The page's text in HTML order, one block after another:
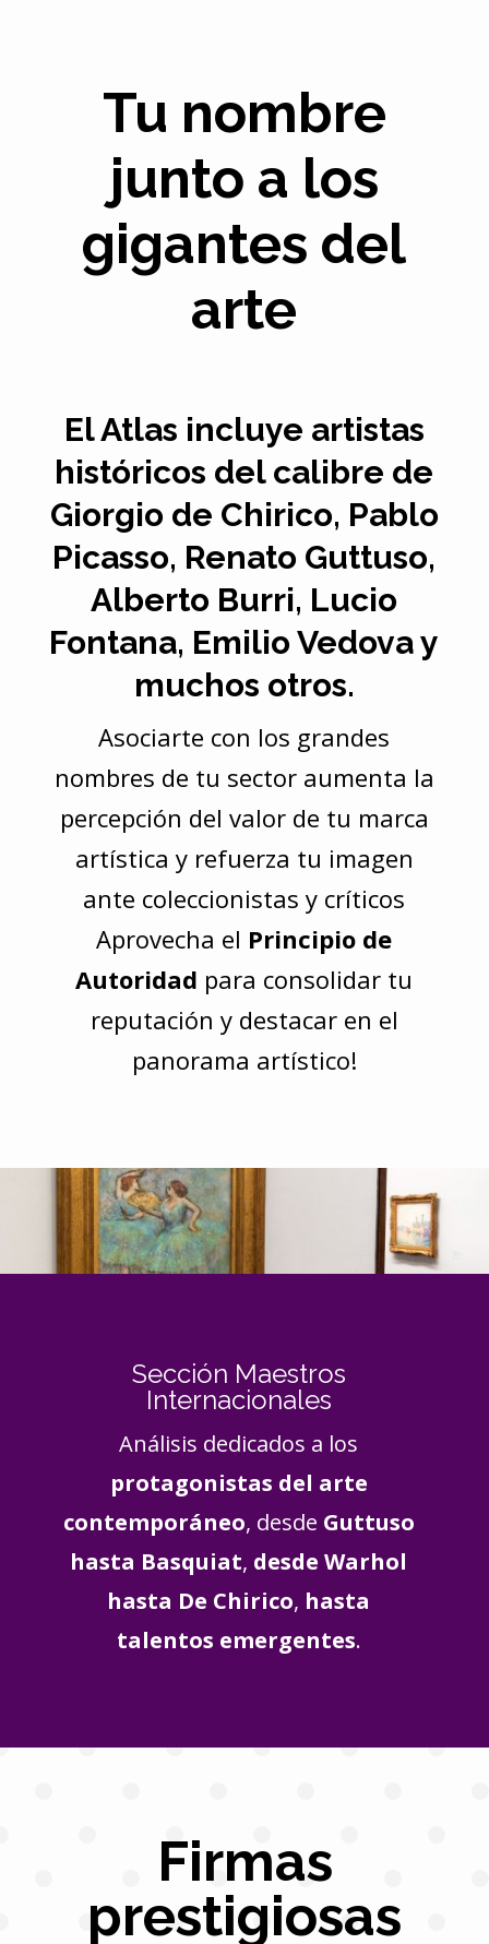
Tu nombre
junto a los
gigantes del
arte
El Atlas incluye artistas
históricos del calibre de
Giorgio de Chirico, Pablo
Picasso, Renato Guttuso,
Alberto Burri, Lucio
Fontana, Emilio Vedova y
muchos otros.
Asociarte con los grandes
nombres de tu sector aumenta la
percepción del valor de tu marca
artística y refuerza tu imagen
ante coleccionistas y críticos
Aprovecha el Principio de
Autoridad para consolidar tu
reputación y destacar en el
panorama artístico!
Sección Maestros
Internacionales
Análisis dedicados a los
protagonistas del arte
contemporáneo, desde Guttuso
hasta Basquiat, desde Warhol
hasta De Chirico, hasta
talentos emergentes.
Firmas
prestigiosas